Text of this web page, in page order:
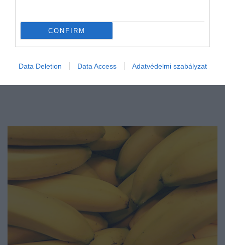
CONFIRM
Data Deletion Data Access Adatvédelmi szabályzat